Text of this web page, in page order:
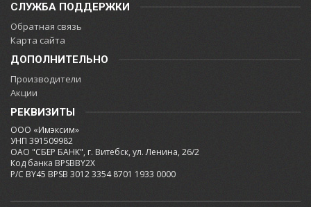
СЛУЖБА ПОДДЕРЖКИ
Обратная связь
Карта сайта
ДОПОЛНИТЕЛЬНО
Производители
Акции
РЕКВИЗИТЫ
ООО «Имэксим»
УНП 391509982
ОАО "СБЕР БАНК", г. Витебск, ул. Ленина, 26/2
Код банка BPSBBY2X
Р/С BY45 BPSB 3012 3354 8701 1933 0000